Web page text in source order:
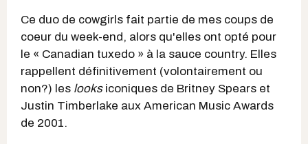
Ce duo de cowgirls fait partie de mes coups de
coeur du week-end, alors qu'elles ont opté pour
le « Canadian tuxedo » à la sauce country. Elles
rappellent définitivement (volontairement ou
non?) les looksiconiques de Britney Spears et
Justin Timberlake aux American Music Awards
de 2001.